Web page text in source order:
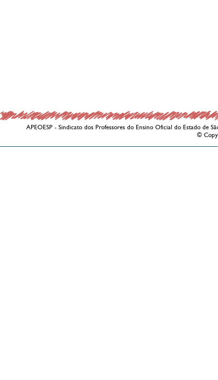
APEOESP - Sindicato dos Professores do Ensino Oficial do Estado de
©